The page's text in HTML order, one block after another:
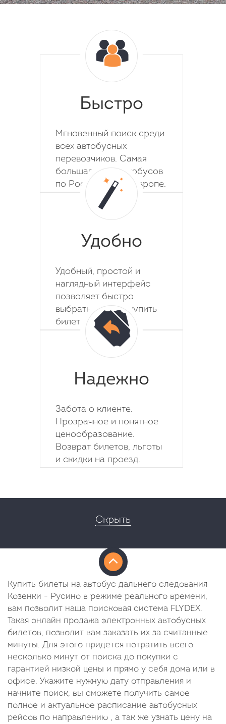
Быстро
Мгновенный поиск среди
всех автобусных
перевозчиков. Самая
большая база автобусов
по России, СНГ и Европе.
Удобно
Удобный, простой и
наглядный интерфейс
позволяет быстро
выбрать место и купить
билет на автобус.
Надежно
Забота о клиенте.
Прозрачное и понятное
ценообразование.
Возврат билетов, льготы
и скидки на проезд.
Скрыть
Купить билеты на автобус дальнего следования
Козенки - Русино в режиме реального времени,
вам позволит наша поисковая система FLYDEX.
Такая онлайн продажа электронных автобусных
билетов, позволит вам заказать их за считанные
минуты. Для этого придется потратить всего
несколько минут от поиска до покупки с
гарантией низкой цены и прямо у себя дома или в
офисе. Укажите нужную дату отправления и
начните поиск, вы сможете получить самое
полное и актуальное расписание автобусных
рейсов по направлению , а так же узнать цену на